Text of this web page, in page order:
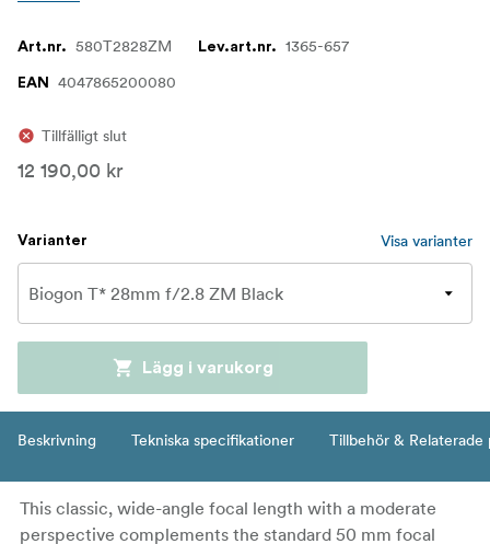
Art.nr. 580T2828ZM Lev.art.nr. 1365-657
EAN 4047865200080
Tillfälligt slut
12 190,00 kr
Varianter Visa varianter
Lägg i varukorg
Beskrivning Tekniska specifikationer Tillbehör & Relaterade
This classic, wide-angle focal length with a moderate
perspective complements the standard 50 mm focal